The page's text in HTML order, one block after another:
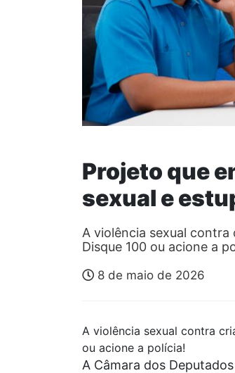
Projeto que
sexual e
A violência sexual contra
Disque 100 ou acione a
8 de maio de 2026
A violência sexual contra
ou acione a polícia!
A Câmara dos